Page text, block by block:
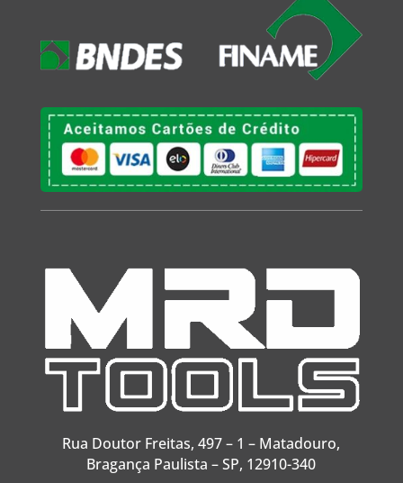
Rua Doutor Freitas, 497 – 1 – Matadouro,
Bragança Paulista – SP, 12910-340